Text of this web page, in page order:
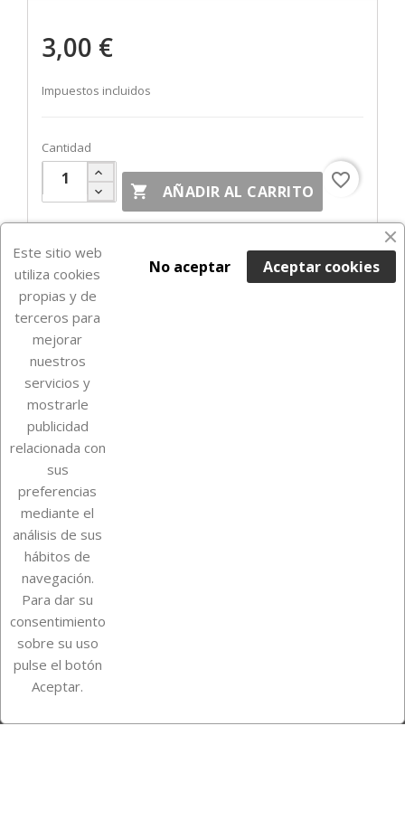
3,00 €
Impuestos incluidos
Cantidad
 AÑADIR AL CARRITO
favorite_border

Su cuenta
Información de la tienda
InstagramTikTok
Este sitio web
utiliza cookies
propias y de
terceros para
mejorar
nuestros
servicios y
mostrarle
publicidad
relacionada con
sus
preferencias
mediante el
análisis de sus
hábitos de
navegación.
Para dar su
consentimiento
sobre su uso
pulse el botón
Aceptar.
Aceptar cookies
No aceptar